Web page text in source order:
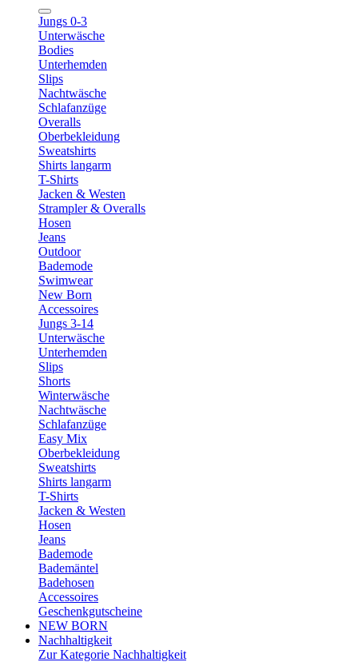
Jungs 0-3
Unterwäsche
Bodies
Unterhemden
Slips
Nachtwäsche
Schlafanzüge
Overalls
Oberbekleidung
Sweatshirts
Shirts langarm
T-Shirts
Jacken & Westen
Strampler & Overalls
Hosen
Jeans
Outdoor
Bademode
Swimwear
New Born
Accessoires
Jungs 3-14
Unterwäsche
Unterhemden
Slips
Shorts
Winterwäsche
Nachtwäsche
Schlafanzüge
Easy Mix
Oberbekleidung
Sweatshirts
Shirts langarm
T-Shirts
Jacken & Westen
Hosen
Jeans
Bademode
Bademäntel
Badehosen
Accessoires
Geschenkgutscheine
NEW BORN
Nachhaltigkeit
Zur Kategorie Nachhaltigkeit